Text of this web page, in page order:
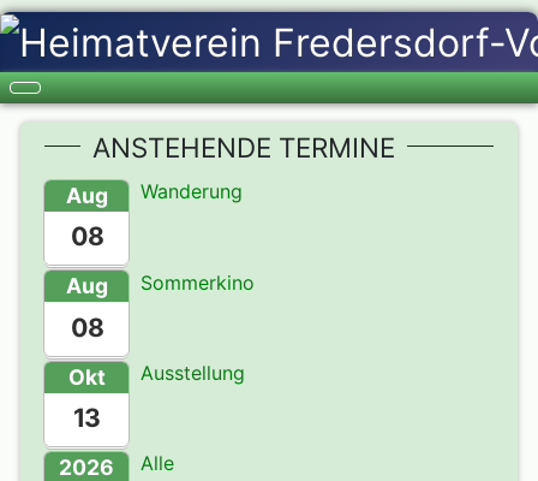
ANSTEHENDE TERMINE
Aug
08
Wanderung
Aug
08
Sommerkino
Okt
13
Ausstellung
2026
Alle